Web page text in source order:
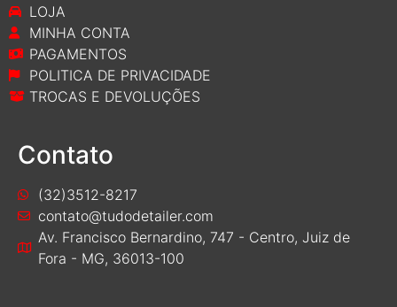
LOJA
MINHA CONTA
PAGAMENTOS
POLITICA DE PRIVACIDADE
TROCAS E DEVOLUÇÕES
Contato
(32)3512-8217
contato@tudodetailer.com
Av. Francisco Bernardino, 747 - Centro, Juiz de
Fora - MG, 36013-100